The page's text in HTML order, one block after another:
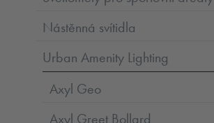
Nástěnná svítidla
Urban Amenity Lighting
Axyl Geo
Axyl Greet Bollard